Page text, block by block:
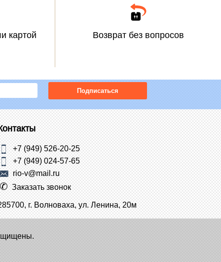
картой Возврат без вопросов
Подписаться
+7 (949) 526-20-25
+7 (949) 024-57-65
rio-v@mail.ru
Заказать звонок
г. Волноваха, ул. Ленина, 20м